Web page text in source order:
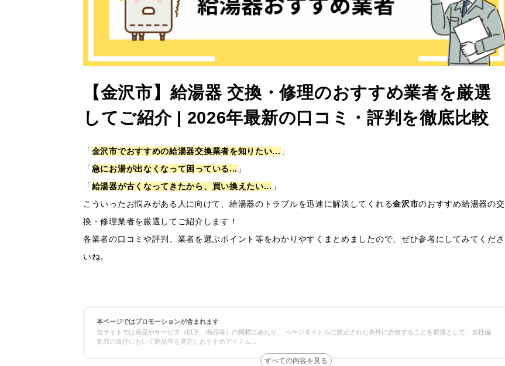
【金沢市】給湯器 交換・修理のおすすめ業者を厳選
してご紹介 | 2026年最新の口コミ・評判を徹底比較
「金沢市でおすすめの給湯器交換業者を知りたい... 」
「急にお湯が出なくなって困っている... 」
「給湯器が古くなってきたから、買い換えたい... 」
こういったお悩みがある人に向けて、給湯器のトラブルを迅速に解決してくれる金沢市のおすすめ給湯器の交
換・修理業者を厳選してご紹介します！
各業者の口コミや評判、業者を選ぶポイント等をわかりやすくまとめましたので、ぜひ参考にしてみてくださ
いね。
本ページではプロモーションが含まれます
当サイトでは商品やサービス（以下、商品等）の掲載にあたり、 ページタイトルに規定された条件に合致することを前提として、当社編
集部の責任において商品等を選定しおすすめアイテム